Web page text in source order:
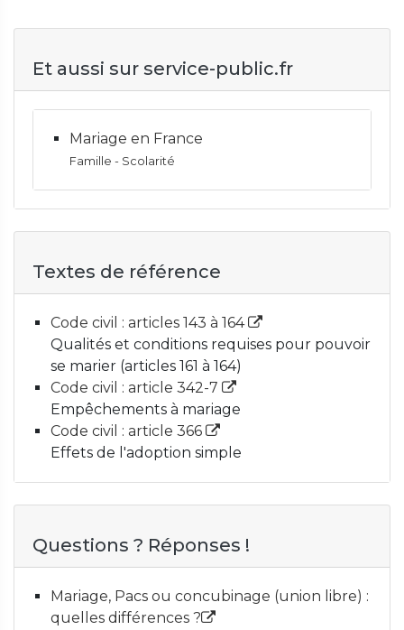
Et aussi sur service-public.fr
Mariage en France
Famille - Scolarité
Textes de référence
Code civil : articles 143 à 164
Qualités et conditions requises pour pouvoir
se marier (articles 161 à 164)
Code civil : article 342-7
Empêchements à mariage
Code civil : article 366
Effets de l'adoption simple
Questions ? Réponses !
Mariage, Pacs ou concubinage (union libre) :
quelles différences ?